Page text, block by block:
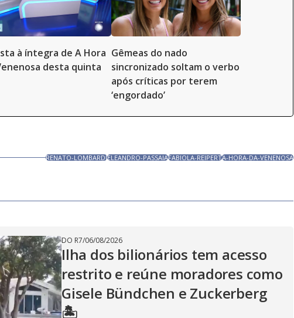
à íntegra de A Hora
desta quinta
Gêmeas do nado
sincronizado soltam o verbo
após críticas por terem
‘engordado’
RENATO-LOMBARDIELEANDRO-PASSAIAFABIOLA-REIPERTA-HORA-DA-VENENOSA
DO R7/06/08/2026
Ilha dos bilionários tem acesso
restrito e reúne moradores como
Gisele Bündchen e Zuckerberg
🏝️